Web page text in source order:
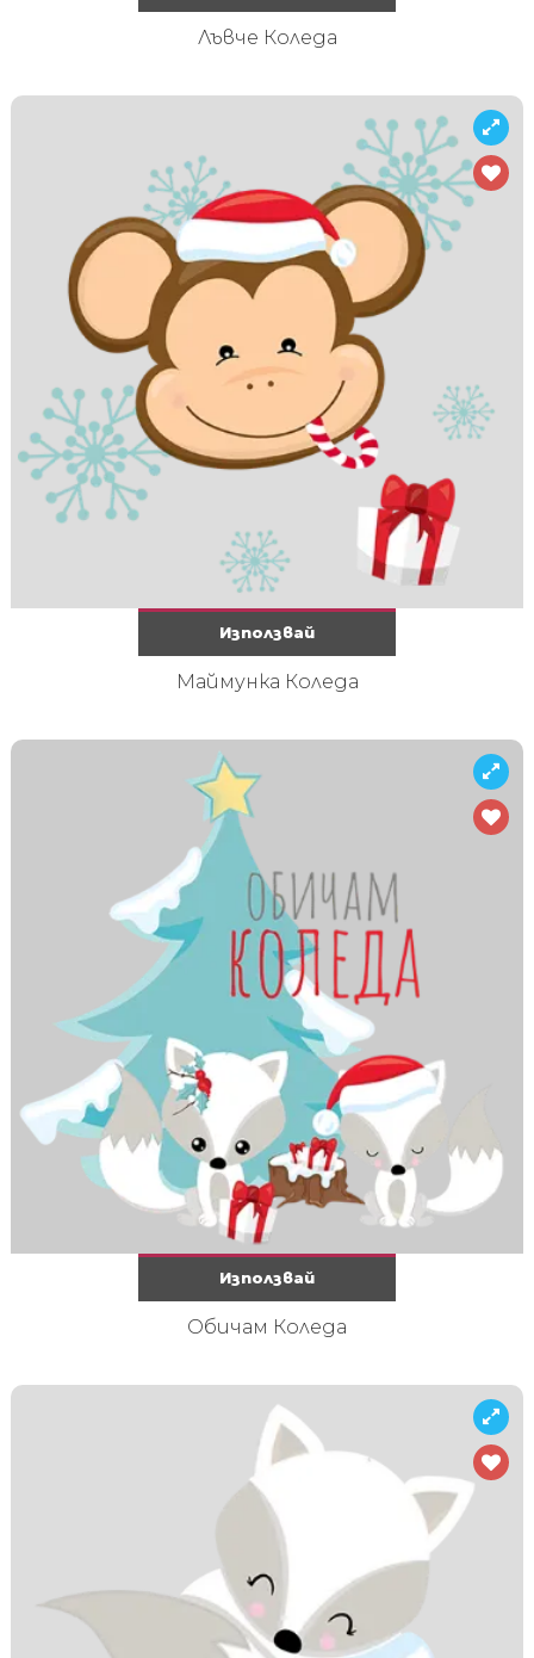
Лъвче Коледа
Използвай
Маймунка Коледа
Използвай
Обичам Коледа